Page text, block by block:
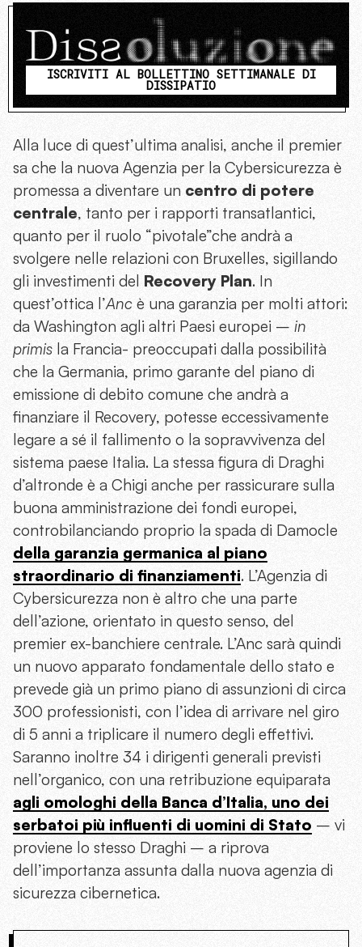
ISCRIVITI AL BOLLETTINO SETTIMANALE DI
DISSIPATIO
Alla luce di quest’ultima analisi, anche il premier
sa che la nuova Agenzia per la Cybersicurezza è
promessa a diventare un centro di potere
centrale, tanto per i rapporti transatlantici,
quanto per il ruolo “pivotale”che andrà a
svolgere nelle relazioni con Bruxelles, sigillando
gli investimenti del Recovery Plan. In
quest’ottica l’Anc è una garanzia per molti attori:
da Washington agli altri Paesi europei – in
primis la Francia- preoccupati dalla possibilità
che la Germania, primo garante del piano di
emissione di debito comune che andrà a
finanziare il Recovery, potesse eccessivamente
legare a sé il fallimento o la sopravvivenza del
sistema paese Italia. La stessa figura di Draghi
d’altronde è a Chigi anche per rassicurare sulla
buona amministrazione dei fondi europei,
controbilanciando proprio la spada di Damocle
della garanzia germanica al piano
straordinario di finanziamenti. L’Agenzia di
Cybersicurezza non è altro che una parte
dell’azione, orientato in questo senso, del
premier ex-banchiere centrale. L’Anc sarà quindi
un nuovo apparato fondamentale dello stato e
prevede già un primo piano di assunzioni di circa
300 professionisti, con l’idea di arrivare nel giro
di 5 anni a triplicare il numero degli effettivi.
Saranno inoltre 34 i dirigenti generali previsti
nell’organico, con una retribuzione equiparata
agli omologhi della Banca d’Italia, uno dei
serbatoi più influenti di uomini di Stato – vi
proviene lo stesso Draghi – a riprova
dell’importanza assunta dalla nuova agenzia di
sicurezza cibernetica.